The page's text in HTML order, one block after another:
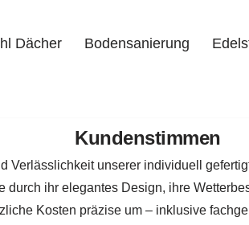
Dächer Bodensanierung
Kundenstimmen
Verlässlichkeit unserer individuell
ihr elegantes Design, ihre
Kosten präzise um – inklusive